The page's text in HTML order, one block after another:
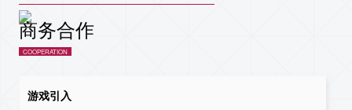
商务合作
COOPERATION
游戏引入